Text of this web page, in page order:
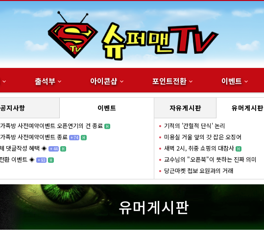
출석부 아이콘샵 포인트전환 이벤트
공지사항 이벤트
족방 사전예약이벤트 오픈연기의 건 종료 H
족방 사전예약이벤트 종료 +74 H
댓글작성 혜택 ◈ +44 H
환 이벤트 ◈ +93 H
자유게시판 유머게시판
기적의 '간헐적 단식' 논리
미용실 거울 앞의 갓 잡은 오징어
새벽 2시, 취중 쇼핑의 대참사
H
교수님의 "오픈북"이 뜻하는 진짜 의미
당근마켓 첩보 요원과의 거래
유머게시판